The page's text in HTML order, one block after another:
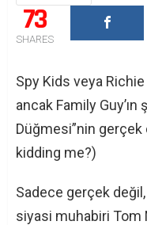
73
SHARES
Spy Kids veya
ancak Family Guy’ın
Düğmesi”nin gerçek
kidding me?)
Sadece gerçek değil,
siyasi muhabiri Tom